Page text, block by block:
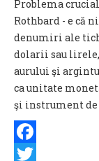
Problema
Rothbard - e că
denumiri ale
dolarii sau lirele,
aurului şi
ca unitate
şi instrument de
Facebook